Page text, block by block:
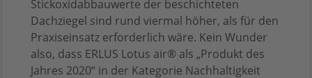
Stickoxidabbauwerte der beschichteten
Dachziegel sind rund viermal höher, als für den
Praxiseinsatz erforderlich wäre. Kein Wunder
also, dass ERLUS Lotus air® als „Produkt des
Jahres 2020“ in der Kategorie Nachhaltigkeit